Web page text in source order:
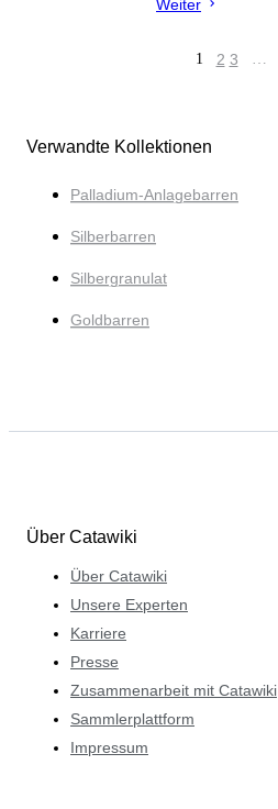
Weiter
1 2 3 …
Verwandte Kollektionen
Palladium-Anlagebarren
Silberbarren
Silbergranulat
Goldbarren
Über Catawiki
Über Catawiki
Unsere Experten
Karriere
Presse
Zusammenarbeit mit Catawiki
Sammlerplattform
Impressum